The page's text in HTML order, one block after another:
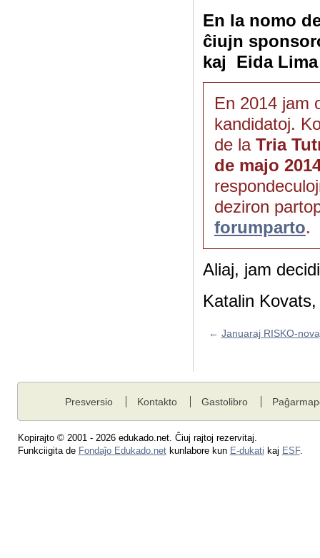
En la nomo
ĉiujn
kaj Eida
En 2014 jam
kandidatoj.
de la Tria
de majo
deziron
forumparto.
Aliaj, jam
Katalin
← Januaraj RISKO-
Presversio Kontakto Gastolibro
Kopirajto © 2001 - 2026 edukado.net. Ĉiuj rajtoj rezervitaj.
Funkciigita de Fondaĵo Edukado.netkunlabore kun E-dukati kaj ESF.